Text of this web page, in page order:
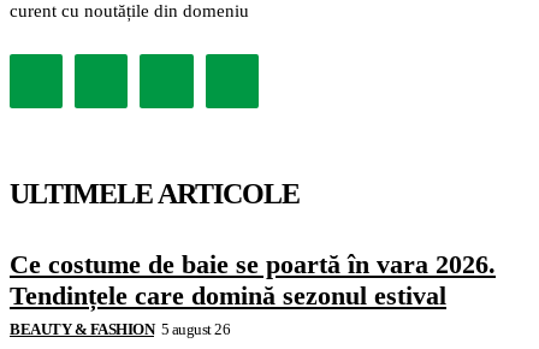
curent cu noutățile din domeniu
ULTIMELE ARTICOLE
Ce costume de baie se poartă în vara 2026.
Tendințele care domină sezonul estival
BEAUTY & FASHION 5 august 26